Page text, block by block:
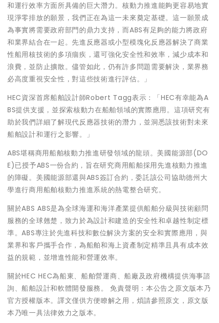
和運行效率方面所具備的巨大潛力。核動力推進能夠更容易地實
現淨零排放的願景，我們正在為這一未來奠定基礎。這一願景成
為事實將需要政府部門的鼎力支持，而ABS有足夠的能力將政府
和業界結合在一起。先進反應器或小型模塊化反應器解決了商業
性船用核技術的多項痼疾，還可強化安全性和效率，減少成本和
浪費，並防止擴散。儘管如此，仍有許多問題需要解決，業界務
必高度重視安全性，對這些技術進行評估。」
HEC資深首席船舶設計師Robert Tagg表示：「HEC有幸能為A
BS提供支援，並探索核動力在船舶領域的實際應用。這項研究有
助於我們詳細了解現代反應器技術的潛力，並洞悉該技術對未來
船舶設計和運行之影響。」
ABS堪稱商用船舶核動力推進研發領域的龍頭。美國能源部(DO
E)已授予ABS一份合約，旨在研究商用船舶採用先進核動力推進
的障礙。美國能源部還與ABS簽訂合約，委託該公司協助德州大
學進行商用船舶核動力推進系統的熱電整合研究。
關於ABS ABS是為全球海運和海洋產業提供船舶分級與技術顧問
服務的全球翹楚，致力於為設計和建造的安全性和卓越性制定標
準。ABS專注於先進科技和數位解決方案的安全和實際應用，與
業界和客戶攜手合作，為船舶和海上資產制定精準且具有成本效
益的規範，並增進性能和營運效率。
關於HEC HEC為船東、船舶營運商、船廠及政府機構提供海事諮
詢、船舶設計和軟體開發服務。 免責聲明：本公告之原文版本乃
官方授權版本。譯文僅供方便瞭解之用，煩請參照原文，原文版
本乃唯一具法律效力之版本。